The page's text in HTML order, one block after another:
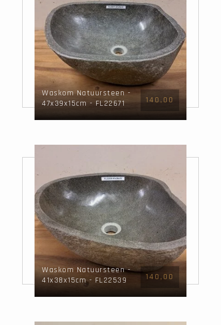
Waskom Natuursteen -
47x39x15cm - FL22671
140,00
Waskom Natuursteen -
41x38x15cm - FL22539
140,00